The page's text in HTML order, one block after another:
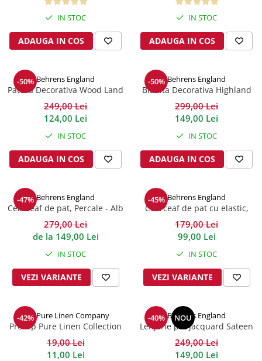
IN STOC
ADAUGA IN COS
IN STOC
ADAUGA IN COS
-50% Behrens England
Patura Decorativa Wood Land
Grey
249,00 Lei
124,00 Lei
IN STOC
ADAUGA IN COS
-50% Behrens England
Blanita Decorativa Highland
180x130x10 cm
299,00 Lei
149,00 Lei
IN STOC
ADAUGA IN COS
-47% Behrens England
Cearceaf de pat, Percale - Alb
279,00 Lei
de la 149,00 Lei
IN STOC
VEZI VARIANTE
-45% Behrens England
Cearceaf de pat cu elastic,
200TC - Grey
179,00 Lei
99,00 Lei
IN STOC
VEZI VARIANTE
-42%
The Pure Linen Company
Prosop Pure Linen Collection
Aqua
19,00 Lei
11,00 Lei
-40% NOU
Behrens England
Lenjerie pat Jacquard Sateen
Stripe Ivory 300TC
249,00 Lei
149,00 Lei